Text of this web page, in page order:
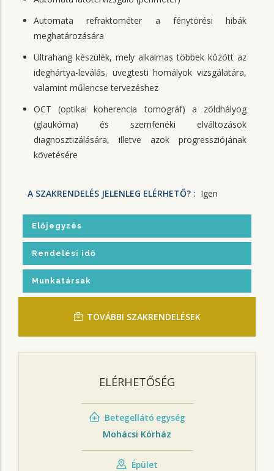
Automata refraktométer a fénytörési hibák
meghatározására
Ultrahang készülék, mely alkalmas többek között az
ideghártya-leválás, üvegtesti homályok vizsgálatára,
valamint műlencse tervezéshez
OCT (optikai koherencia tomográf) a zöldhályog
(glaukóma) és szemfenéki elváltozások
diagnosztizálására, illetve azok progressziójának
követésére
A SZAKRENDELÉS JELENLEG ELÉRHETŐ? : Igen
Előjegyzés
Rendelési idő
Munkatársak
TOVÁBBI SZAKRENDELÉSEK
ELÉRHETŐSÉG
Betegellátó egység
Mohácsi Kórház
Épület